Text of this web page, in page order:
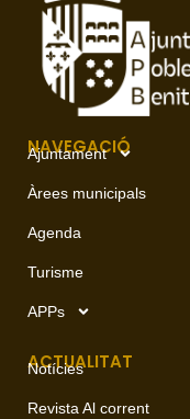
NAVEGACIÓ
Ajuntament
Àrees municipals
Agenda
Turisme
APPs
ACTUALITAT
Notícies
Revista Al corrent